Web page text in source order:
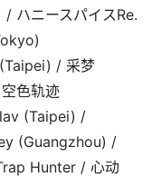
ハニースパイスRe.
/ 采梦
色轨迹
(Taipei) /
(Guangzhou) /
Hunter / 心动